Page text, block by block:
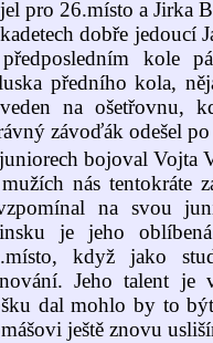
pro 26.místo a Jirka
dobře jedoucí
kole
předního kola,
na ošetřovnu,
závoďák odešel
bojoval Vojta
nás tentokráte
na svou
je jeho
když jako
Jeho talent
dal mohlo by to
ještě znovu